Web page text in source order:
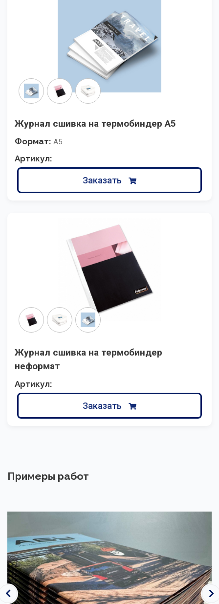
Журнал сшивка на термобиндер А5
Формат: А5
Артикул:
Заказать
Журнал сшивка на термобиндер
неформат
Артикул:
Заказать
Примеры работ